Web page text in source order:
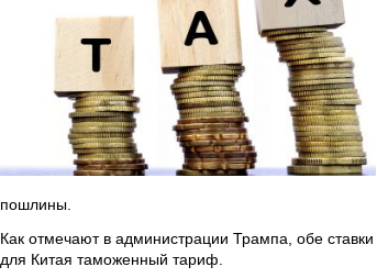
пошлины.
Как отмечают в администрации Трампа, обе
для Китая таможенный тариф.